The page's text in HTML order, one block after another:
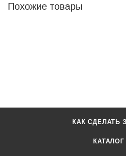
Похожие товары
КАК СДЕЛАТЬ
КАТАЛОГ